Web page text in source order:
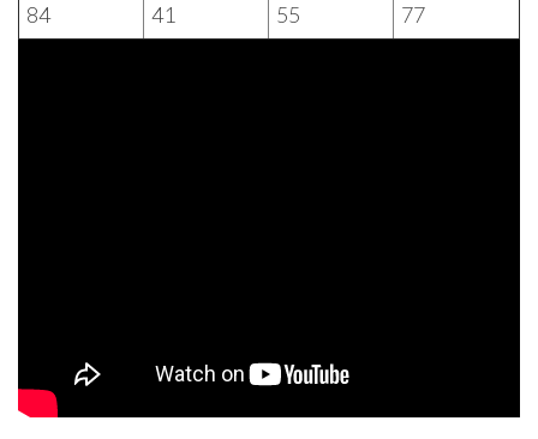
84
41 55 77